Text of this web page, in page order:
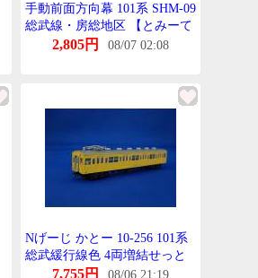
手動前面方向幕 101系 SHM-09
総武線・房総地区 【とみーて
っく・270430】
2,805円 08/07 02:08
Nげーじ かとー 10-256 101系
総武緩行線色 4両増結せっと
25%OFF7,755円 08/06 21:19